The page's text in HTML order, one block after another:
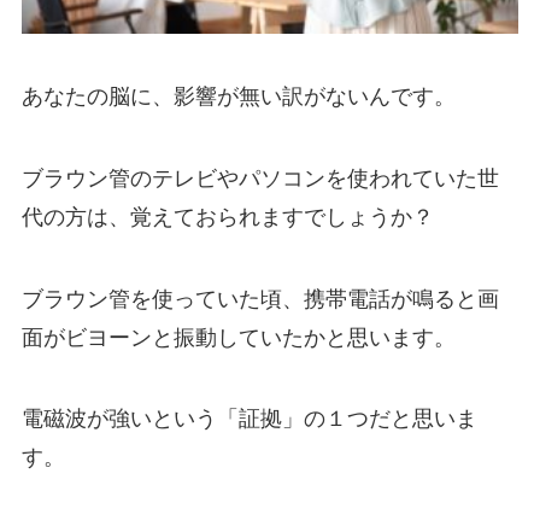
あなたの脳に、影響が無い訳がないんです。
ブラウン管のテレビやパソコンを使われていた世
代の方は、覚えておられますでしょうか？
ブラウン管を使っていた頃、携帯電話が鳴ると画
面がビヨーンと振動していたかと思います。
電磁波が強いという「証拠」の１つだと思いま
す。